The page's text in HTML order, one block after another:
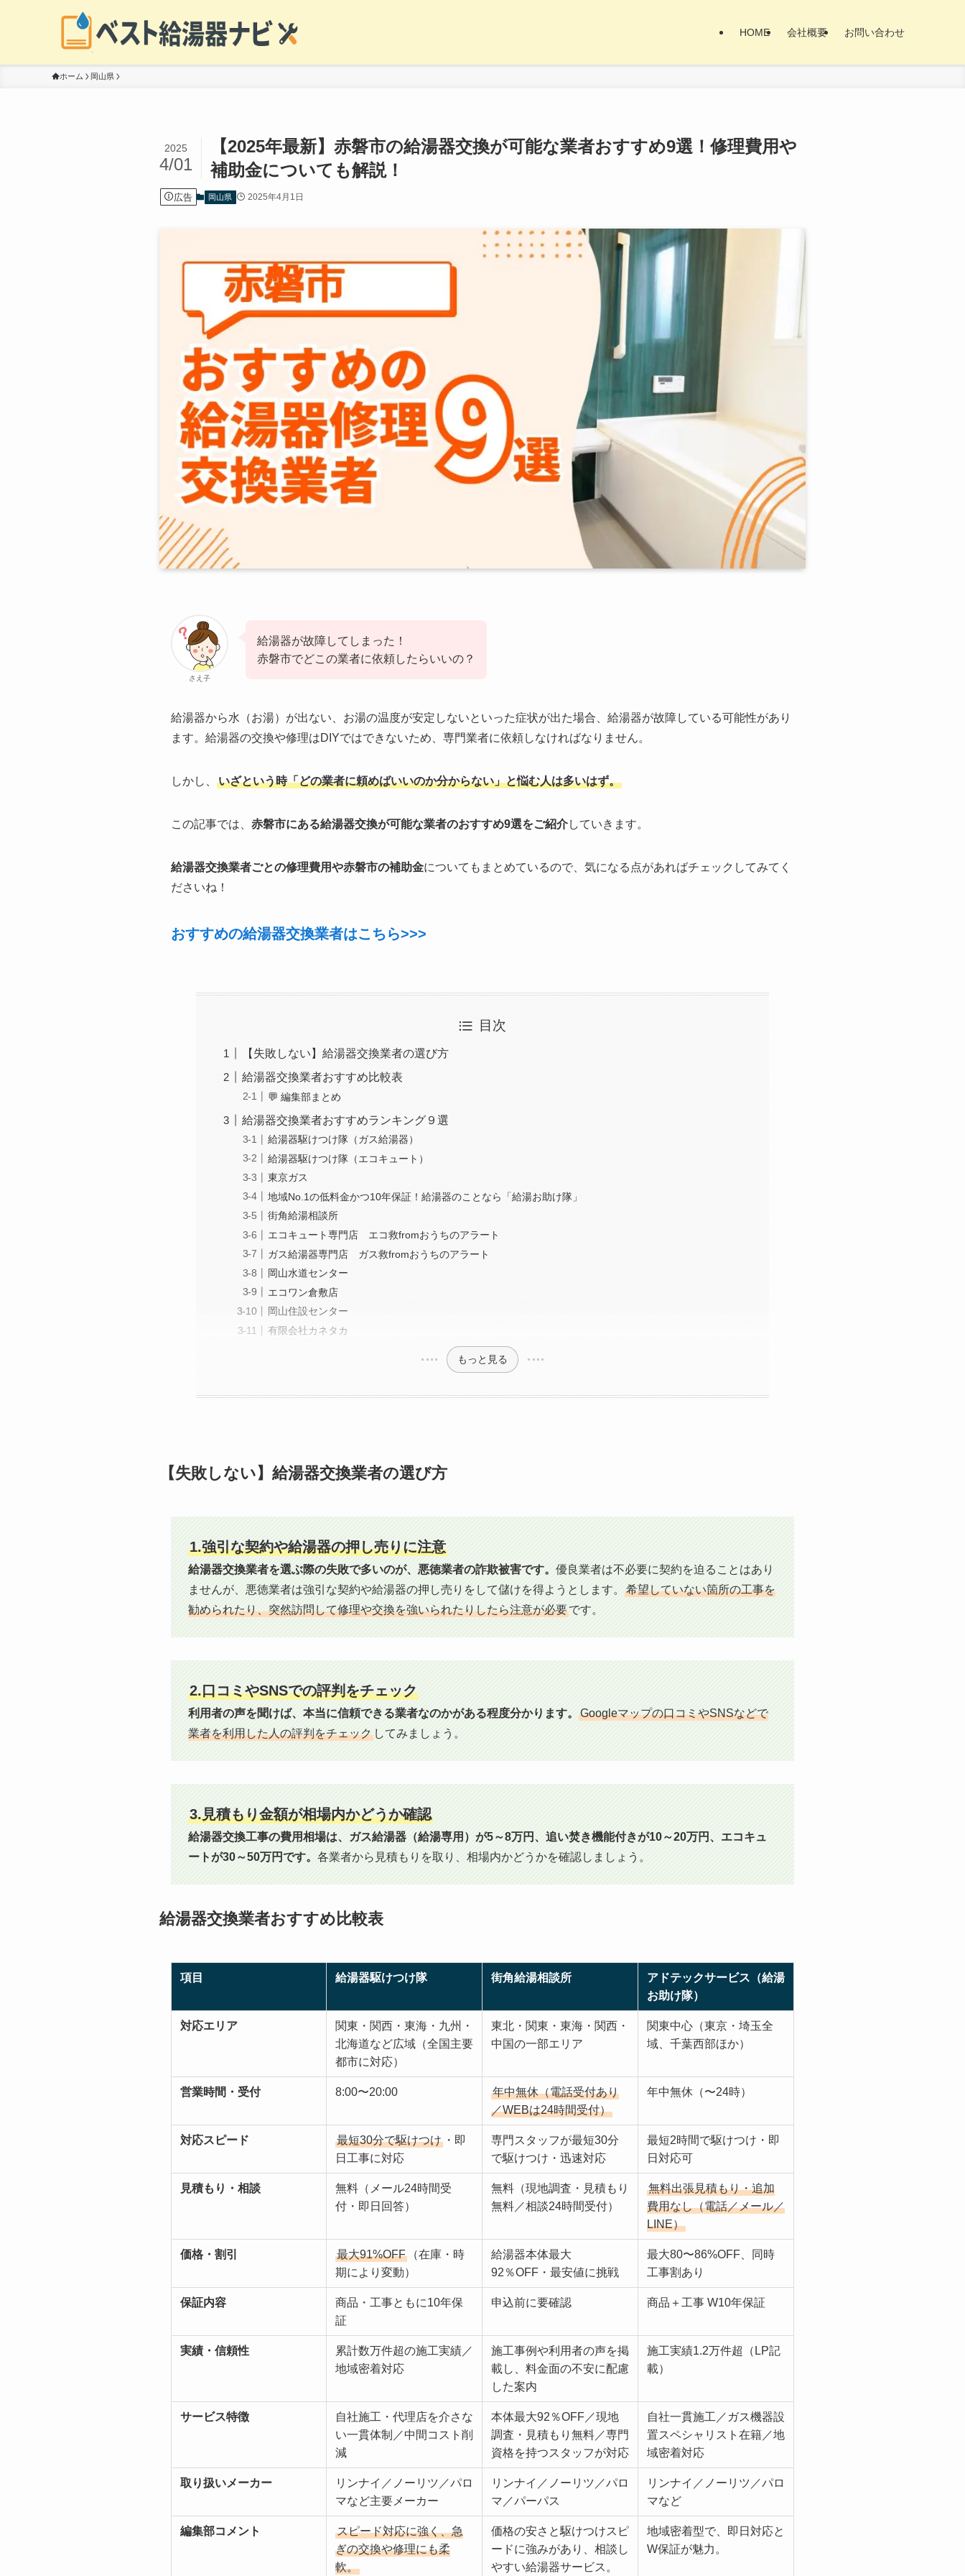
HOME 会社概要 お問い合わせ
ホーム 岡山県
【2025年最新】赤磐市の給湯器交換が可能な業者おすすめ9選！修理費用や
補助金についても解説！
2025
4/01
広告 岡山県 2025年4月1日
さえ子
給湯器が故障してしまった！
赤磐市でどこの業者に依頼したらいいの？
給湯器から水（お湯）が出ない、お湯の温度が安定しないといった症状が出た場合、給湯器が故障している可能性があり
ます。給湯器の交換や修理はDIYではできないため、専門業者に依頼しなければなりません。
しかし、 いざという時「どの業者に頼めばいいのか分からない」と悩む人は多いはず。
この記事では、 赤磐市にある給湯器交換が可能な業者のおすすめ9選をご紹介していきます。
給湯器交換業者ごとの修理費用や赤磐市の補助金についてもまとめているので、気になる点があればチェックしてみてく
ださいね！
おすすめの給湯器交換業者はこちら>>>
目次
【失敗しない】給湯器交換業者の選び方
給湯器交換業者おすすめ比較表
💬 編集部まとめ
給湯器交換業者おすすめランキング９選
給湯器駆けつけ隊（ガス給湯器）
給湯器駆けつけ隊（エコキュート）
東京ガス
地域No.1の低料金かつ10年保証！給湯器のことなら「給湯お助け隊」
街角給湯相談所
エコキュート専門店 エコ救fromおうちのアラート
ガス給湯器専門店 ガス救fromおうちのアラート
岡山水道センター
エコワン倉敷店
岡山住設センター
有限会社カネタカ
もっと見る
【失敗しない】給湯器交換業者の選び方
1.強引な契約や給湯器の押し売りに注意
給湯器交換業者を選ぶ際の失敗で多いのが、悪徳業者の詐欺被害です。 優良業者は不必要に契約を迫ることはあり
ませんが、悪徳業者は強引な契約や給湯器の押し売りをして儲けを得ようとします。
希望していない箇所の工事を
勧められたり、突然訪問して修理や交換を強いられたりしたら注意が必要です。
2.口コミやSNSでの評判をチェック
利用者の声を聞けば、本当に信頼できる業者なのかがある程度分かります。
Googleマップの口コミやSNSなどで
業者を利用した人の評判をチェック してみましょう。
3.見積もり金額が相場内かどうか確認
給湯器交換工事の費用相場は、ガス給湯器（給湯専用）が5～8万円、追い焚き機能付きが10～20万円、エコキュ
ートが30～50万円です。 各業者から見積もりを取り、相場内かどうかを確認しましょう。
給湯器交換業者おすすめ比較表
項目 給湯器駆けつけ隊 街角給湯相談所
アドテックサービス（給湯
お助け隊）
対応エリア
関東・関西・東海・九州・
北海道など広域（全国主要
都市に対応）
東北・関東・東海・関西・
中国の一部エリア
関東中心（東京・埼玉全
域、千葉西部ほか）
営業時間・受付 8:00〜20:00
年中無休（電話受付あり
／WEBは24時間受付）
年中無休（〜24時）
対応スピード 最短30分で駆けつけ ・即
日工事に対応
専門スタッフが最短30分
で駆けつけ・迅速対応
最短2時間で駆けつけ・即
日対応可
見積もり・相談
無料（メール24時間受
付・即日回答）
無料（現地調査・見積もり
無料／相談24時間受付）
無料出張見積もり・追加
費用なし（電話／メール／
LINE）
価格・割引 最大91%OFF
（在庫・時
期により変動）
給湯器本体最大
92％OFF・最安値に挑戦
最大80〜86%OFF、同時
工事割あり
保証内容
商品・工事ともに10年保
証
申込前に要確認 商品＋工事 W10年保証
実績・信頼性
累計数万件超の施工実績／
地域密着対応
施工事例や利用者の声を掲
載し、料金面の不安に配慮
した案内
施工実績1.2万件超（LP記
載）
サービス特徴
自社施工・代理店を介さな
い一貫体制／中間コスト削
減
本体最大92％OFF／現地
調査・見積もり無料／専門
資格を持つスタッフが対応
自社一貫施工／ガス機器設
置スペシャリスト在籍／地
域密着対応
取り扱いメーカー
リンナイ／ノーリツ／パロ
マなど主要メーカー
リンナイ／ノーリツ／パロ
マ／パーパス
リンナイ／ノーリツ／パロ
マなど
編集部コメント
スピード対応に強く、急
ぎの交換や修理にも柔
軟。
価格の安さと駆けつけスピ
ードに強みがあり、相談し
やすい給湯器サービス。
地域密着型で、即日対応と
W保証が魅力。